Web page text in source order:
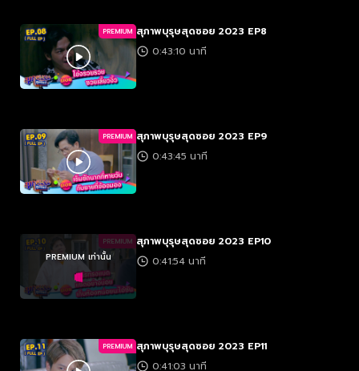
PREMIUM สุภาพบุรุษสุดซอย 2023 EP8
0:43:10 นาที
PREMIUM สุภาพบุรุษสุดซอย 2023 EP9
0:43:45 นาที
PREMIUM
PREMIUM เท่านั้น
สุภาพบุรุษสุดซอย 2023 EP10
0:41:54 นาที
PREMIUM สุภาพบุรุษสุดซอย 2023 EP11
0:41:03 นาที